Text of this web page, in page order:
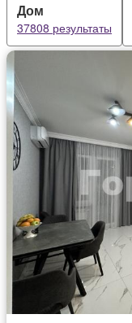
Дом
37808 результаты